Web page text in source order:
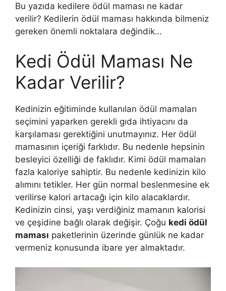
Bu yazıda kedilere ödül maması ne kadar
verilir? Kedilerin ödül maması hakkında bilmeniz
gereken önemli noktalara değindik…
Kedi Ödül Maması Ne
Kadar Verilir?
Kedinizin eğitiminde kullanılan ödül mamaları
seçimini yaparken gerekli gıda ihtiyacını da
karşılaması gerektiğini unutmayınız. Her ödül
mamasının içeriği farklıdır. Bu nedenle hepsinin
besleyici özelliği de faklıdır. Kimi ödül mamaları
fazla kaloriye sahiptir. Bu nedenle kedinizin kilo
alımını tetikler. Her gün normal beslenmesine ek
verilirse kalori artacağı için kilo alacaklardır.
Kedinizin cinsi, yaşı verdiğiniz mamanın kalorisi
ve çeşidine bağlı olarak değişir. Çoğu kedi ödül
maması paketlerinin üzerinde günlük ne kadar
vermeniz konusunda ibare yer almaktadır.